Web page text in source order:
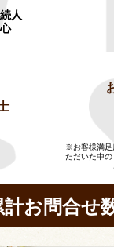
人
※お客様満足
ただいた中
計お問合せ